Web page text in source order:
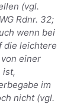
(vgl.
Rdnr. 32;
wenn bei
die leichtere
einer
ist,
im
nicht (vgl.